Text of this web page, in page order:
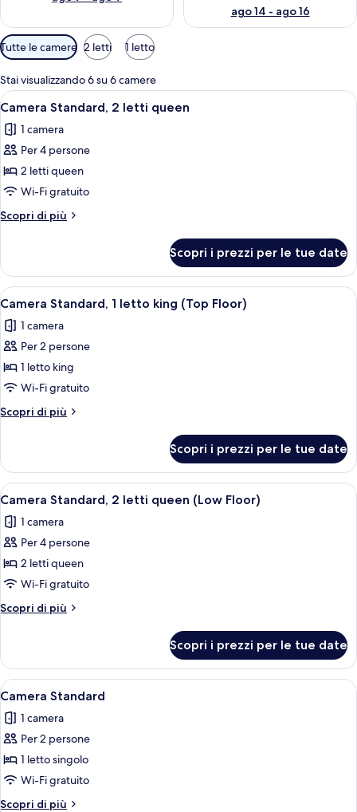
ago 14 - ago 16
Filtri
disponibili
per
le
camere
Tutte le camere 2 letti 1 letto
Stai visualizzando 6 su 6 camere
Apri
tutte
le
foto
per
Camera
Standard,
2
queen
Una camera d'albergo con due letti,
5
Camera Standard, 2 letti queen
1 camera
Per 4 persone
2 letti queen
Wi-Fi gratuito
Scopri di più
Altri
Standard,
letti
Scopri i prezzi per le tue date
Apri
tutte
le
foto
per
Camera
Standard,
1
king
(Top
Floor)
Una camera d'albergo con un letto
3
Camera Standard, 1 letto king (Top Floor)
1 camera
Per 2 persone
1 letto king
Wi-Fi gratuito
Scopri di più
Altri
Standard,
letto
(Top
Floor)
Scopri i prezzi per le tue date
Apri
tutte
le
foto
per
Camera
Standard,
2
queen
(Low
Floor)
Camera d'albergo con due letti, una
3
Camera Standard, 2 letti queen (Low Floor)
1 camera
Per 4 persone
2 letti queen
Wi-Fi gratuito
Scopri di più
Altri
Standard,
letti
(Low
Floor)
Scopri i prezzi per le tue date
Apri
tutte
le
foto
per
Camera
Standard
Un letto con lenzuola bianche e una
4
Camera Standard
1 camera
Per 2 persone
1 letto singolo
Wi-Fi gratuito
Scopri di più
Altri